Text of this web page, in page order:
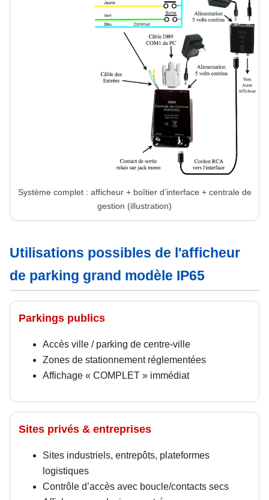
Système complet : afficheur + boîtier d’interface + centrale de
gestion (illustration)
Utilisations possibles de l'afficheur
de parking grand modèle IP65
Parkings publics
Accès ville / parking de centre-ville
Zones de stationnement réglementées
Affichage « COMPLET » immédiat
Sites privés & entreprises
Sites industriels, entrepôts, plateformes
logistiques
Contrôle d’accès avec boucle/contacts secs